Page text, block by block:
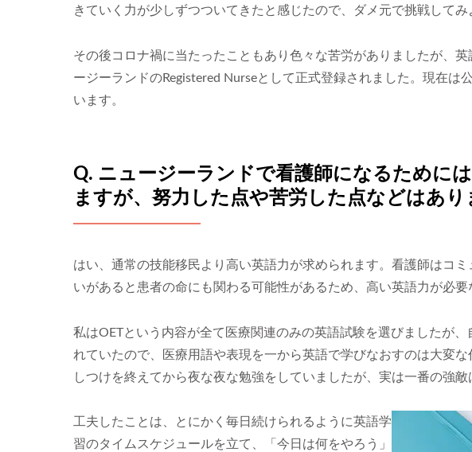
きていく力が少しずつついてきたと感じたので、ダメ元で挑戦してみ
その後コロナ禍に当たったこともあり色々な苦労がありましたが、
ージーランドのRegistered Nurseとして正式登録されました。現在は
います。
Q. ニュージーランドで看護師になるために
ますが、努力した点や苦労した点などはあり
はい、通常の技能移民より高い英語力が求められます。看護師はコ
いがあると患者の命にも関わる可能性があるため、高い英語力が必要
私はOETという内容が全て医療関連のみの英語試験を選びましたが
れていたので、医療用語や表現を一から英語で学びなおすのは大変
しつけを終えてから夜な夜な勉強をしていましたが、実は一番の強敵
工夫したことは、とにかく毎日続けられるように英語学
習のタイムスケジュールを立て、「今日は何をやろう」